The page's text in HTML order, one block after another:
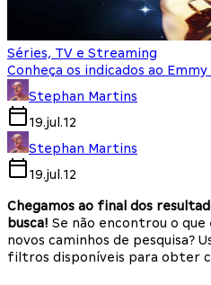
Séries, TV e Streaming
Conheça os indicados ao Emmy
Stephan Martins
19.jul.12
Stephan Martins
19.jul.12
Chegamos ao final dos
busca! Se não encontrou o
novos caminhos de pesquisa?
filtros disponíveis para obter